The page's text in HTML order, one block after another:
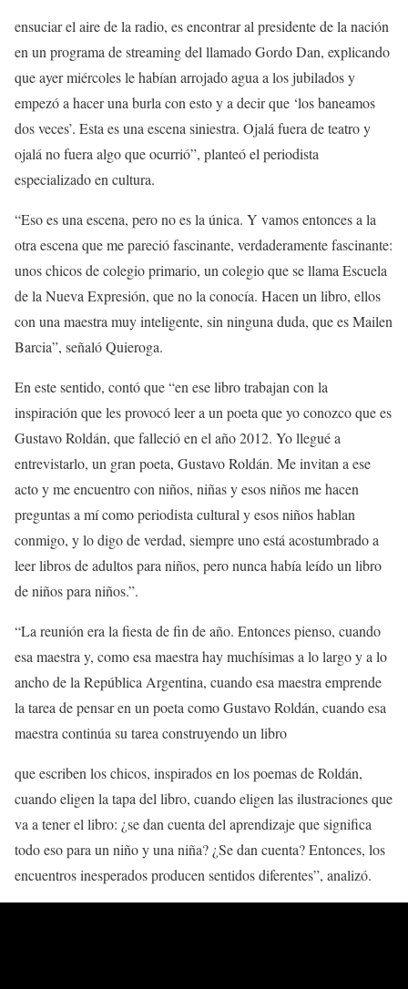
ensuciar el aire de la radio, es encontrar al presidente de la nación
en un programa de streaming del llamado Gordo Dan, explicando
que ayer miércoles le habían arrojado agua a los jubilados y
empezó a hacer una burla con esto y a decir que ‘los baneamos
dos veces’. Esta es una escena siniestra. Ojalá fuera de teatro y
ojalá no fuera algo que ocurrió”, planteó el periodista
especializado en cultura.
“Eso es una escena, pero no es la única. Y vamos entonces a la
otra escena que me pareció fascinante, verdaderamente fascinante:
unos chicos de colegio primario, un colegio que se llama Escuela
de la Nueva Expresión, que no la conocía. Hacen un libro, ellos
con una maestra muy inteligente, sin ninguna duda, que es Mailen
Barcia”, señaló Quieroga.
En este sentido, contó que “en ese libro trabajan con la
inspiración que les provocó leer a un poeta que yo conozco que es
Gustavo Roldán, que falleció en el año 2012. Yo llegué a
entrevistarlo, un gran poeta, Gustavo Roldán. Me invitan a ese
acto y me encuentro con niños, niñas y esos niños me hacen
preguntas a mí como periodista cultural y esos niños hablan
conmigo, y lo digo de verdad, siempre uno está acostumbrado a
leer libros de adultos para niños, pero nunca había leído un libro
de niños para niños.”.
“La reunión era la fiesta de fin de año. Entonces pienso, cuando
esa maestra y, como esa maestra hay muchísimas a lo largo y a lo
ancho de la República Argentina, cuando esa maestra emprende
la tarea de pensar en un poeta como Gustavo Roldán, cuando esa
maestra continúa su tarea construyendo un libro
que escriben los chicos, inspirados en los poemas de Roldán,
cuando eligen la tapa del libro, cuando eligen las ilustraciones que
va a tener el libro: ¿se dan cuenta del aprendizaje que significa
todo eso para un niño y una niña? ¿Se dan cuenta? Entonces, los
encuentros inesperados producen sentidos diferentes”, analizó.